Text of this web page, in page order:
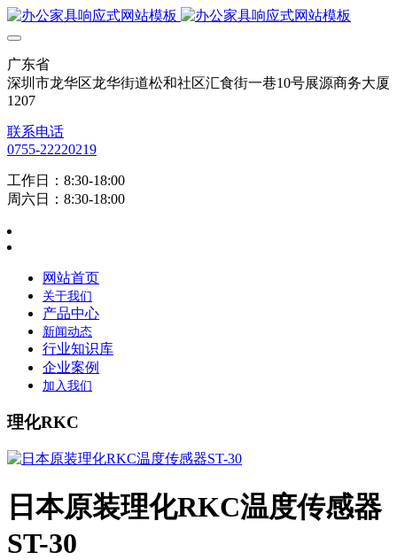
广东省
深圳市龙华区龙华街道松和社区汇食街一巷10号展源商务大厦
1207
联系电话
0755-22220219
工作日：8:30-18:00
周六日：8:30-18:00
网站首页
关于我们
产品中心
新闻动态
行业知识库
企业案例
加入我们
理化RKC
日本原装理化RKC温度传感器
ST-30